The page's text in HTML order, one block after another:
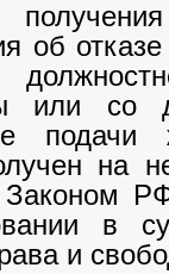
об
или со
подачи
на
Законом
в
и